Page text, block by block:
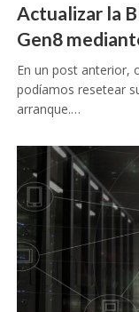
Actualizar la
Gen8
En un post anterior,
podíamos resetear
arranque.…